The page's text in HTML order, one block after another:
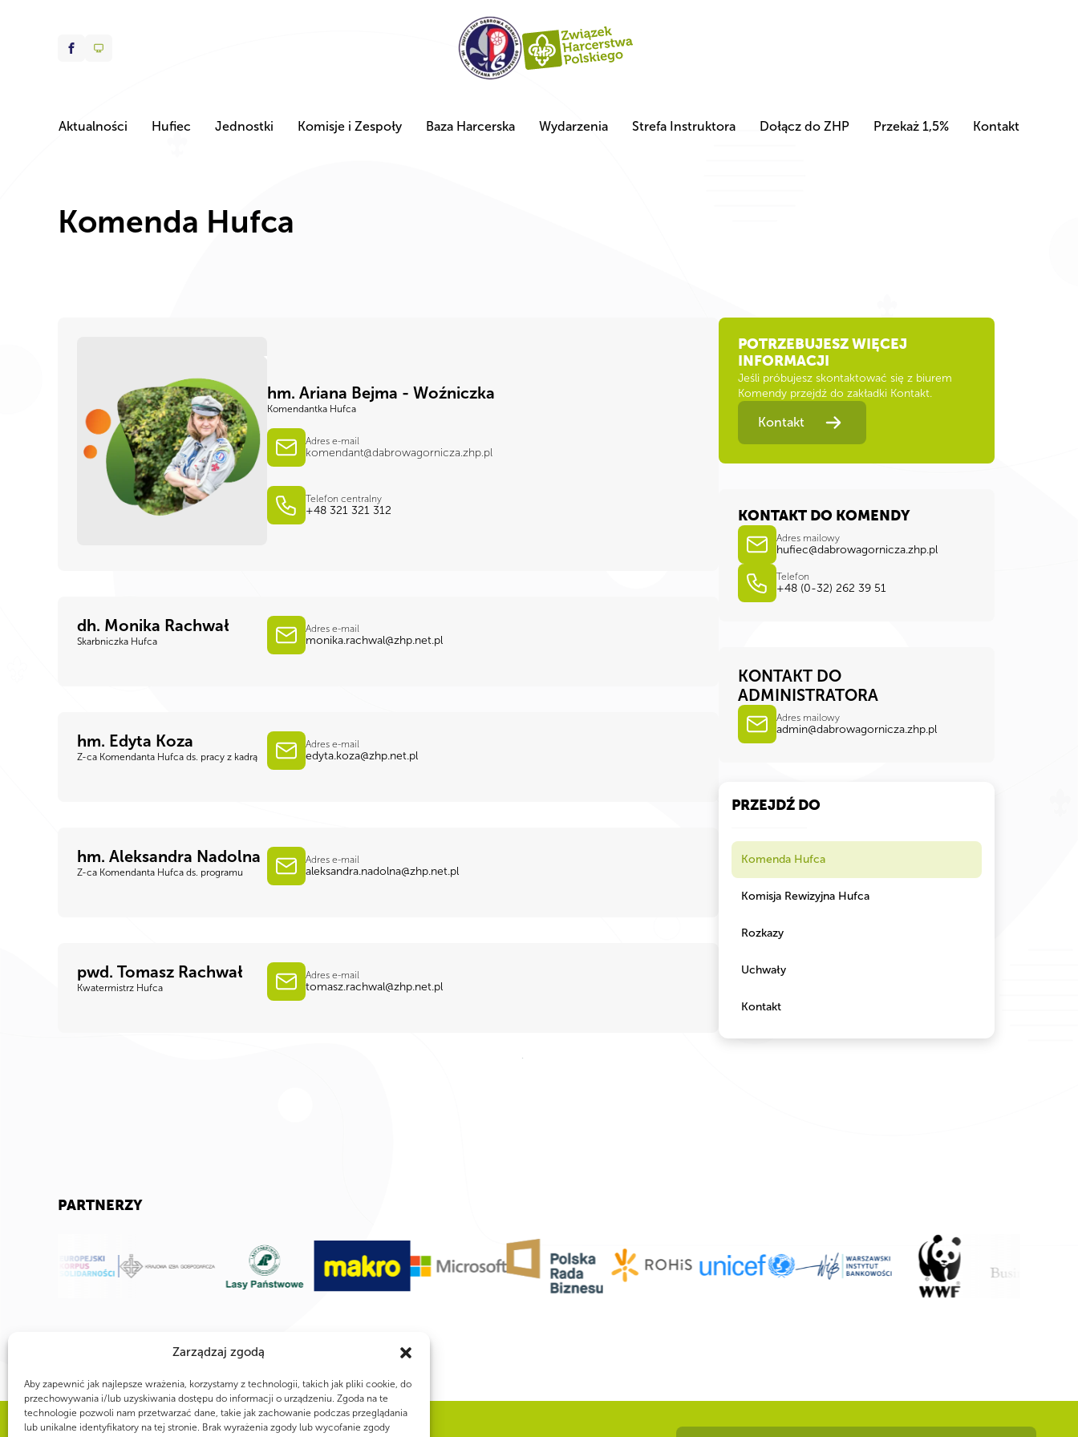
Zarządzaj zgodą
Aby zapewnić jak najlepsze wrażenia, korzystamy z technologii, takich jak pliki cookie, do
przechowywania i/lub uzyskiwania dostępu do informacji o urządzeniu. Zgoda na te
technologie pozwoli nam przetwarzać dane, takie jak zachowanie podczas przeglądania
lub unikalne identyfikatory na tej stronie. Brak wyrażenia zgody lub wycofanie zgody
Aktualności Hufiec Jednostki Komisje i Zespoły Baza Harcerska Wydarzenia Strefa Instruktora Dołącz do ZHP Przekaż 1,5% Kontakt
Komenda Hufca
hm. Ariana Bejma - Woźniczka
Komendantka Hufca
Adres e-mail
komendant@dabrowagornicza.zhp.pl
Telefon centralny
+48 321 321 312
dh. Monika Rachwał
Skarbniczka Hufca
Adres e-mail
monika.rachwal@zhp.net.pl
hm. Edyta Koza
Z-ca Komendanta Hufca ds. pracy z kadrą
Adres e-mail
edyta.koza@zhp.net.pl
hm. Aleksandra Nadolna
Z-ca Komendanta Hufca ds. programu
Adres e-mail
aleksandra.nadolna@zhp.net.pl
pwd. Tomasz Rachwał
Kwatermistrz Hufca
Adres e-mail
tomasz.rachwal@zhp.net.pl
POTRZEBUJESZ WIĘCEJ
INFORMACJI
Jeśli próbujesz skontaktować się z biurem
Komendy przejdź do zakładki Kontakt.
Kontakt
KONTAKT DO KOMENDY
Adres mailowy
hufiec@dabrowagornicza.zhp.pl
Telefon
+48 (0-32) 262 39 51
KONTAKT DO
ADMINISTRATORA
Adres mailowy
admin@dabrowagornicza.zhp.pl
PRZEJDŹ DO
Komenda Hufca
Komisja Rewizyjna Hufca
Rozkazy
Uchwały
Kontakt
PARTNERZY